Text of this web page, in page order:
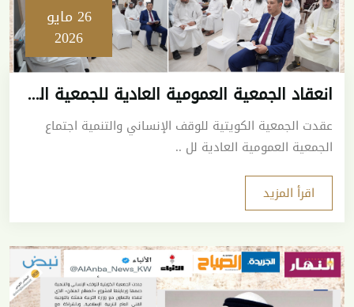
26 مايو
2026
انعقاد الجمعية العمومية العادية للجمعية الكويتية للوقف الإنساني والتنمية واعتماد ميزانية 2026
عقدت الجمعية الكويتية للوقف الإنساني والتنمية اجتماع
الجمعية العمومية العادية لل ..
اقرأ المزيد